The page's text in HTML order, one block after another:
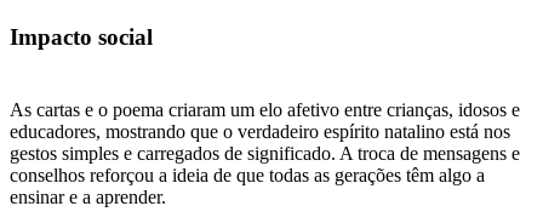
Impacto social
As cartas e o poema criaram um elo afetivo entre crianças, idosos e
educadores, mostrando que o verdadeiro espírito natalino está nos
gestos simples e carregados de significado. A troca de mensagens e
conselhos reforçou a ideia de que todas as gerações têm algo a
ensinar e a aprender.